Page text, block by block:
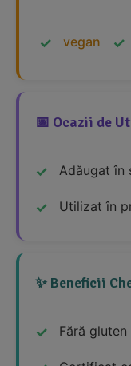
vegan
📅 Ocazii de
Adăugat în
Utilizat în
✨ Beneficii
Fără gluten